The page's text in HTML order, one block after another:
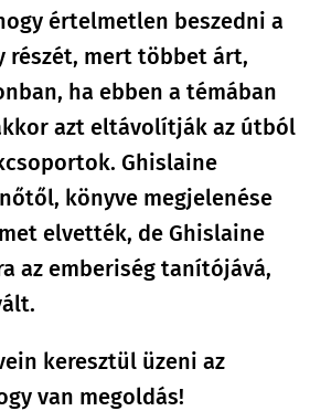
értelmetlen beszedni a
részét, mert többet árt,
ha ebben a témában
azt eltávolítják az útból
Ghislaine
könyve megjelenése
elvették, de Ghislaine
az emberiség tanítójává,
keresztül üzeni az
van megoldás!